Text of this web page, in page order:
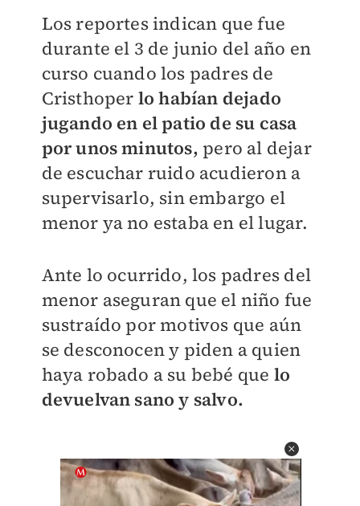
Los reportes indican que fue
durante el 3 de junio del año en
curso cuando los padres de
Cristhoper lo habían dejado
jugando en el patio de su casa
por unos minutos, pero al dejar
de escuchar ruido acudieron a
supervisarlo, sin embargo el
menor ya no estaba en el lugar.
Ante lo ocurrido, los padres del
menor aseguran que el niño fue
sustraído por motivos que aún
se desconocen y piden a quien
haya robado a su bebé que lo
devuelvan sano y salvo.